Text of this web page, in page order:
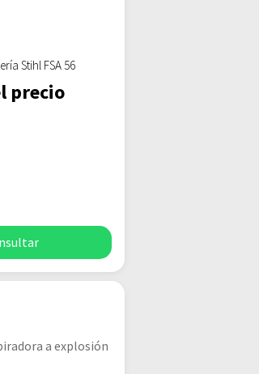
Stihl FSA 56
precio